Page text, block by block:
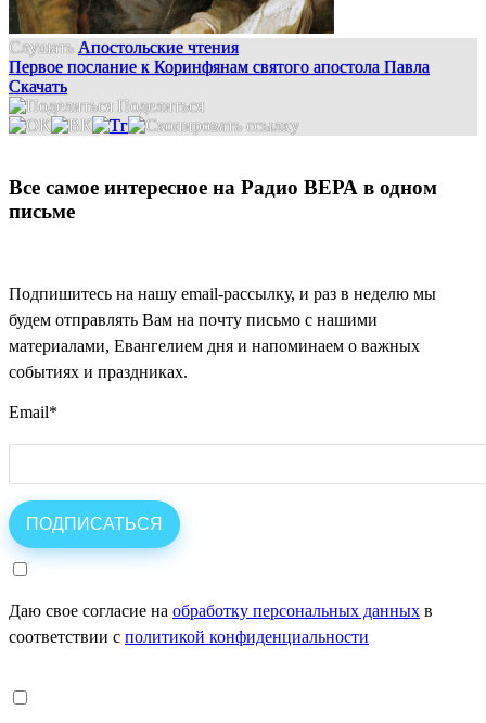
Слушать Апостольские чтения
Первое послание к Коринфянам святого апостола Павла
Скачать
Поделиться
Все самое интересное на Радио ВЕРА в одном
письме
Подпишитесь на нашу email-рассылку, и раз в неделю мы
будем отправлять Вам на почту письмо с нашими
материалами, Евангелием дня и напоминаем о важных
событиях и праздниках.
Email*
Даю свое согласие на обработку персональных данных в
соответствии с политикой конфиденциальности